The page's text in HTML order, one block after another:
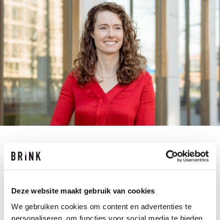
Deze website maakt gebruik van cookies
We gebruiken cookies om content en advertenties te
personaliseren, om functies voor social media te bieden
+31 10 237 00 00
kantoor binnen, klaar om haar rol als
projectondersteuner in Rotterdam met